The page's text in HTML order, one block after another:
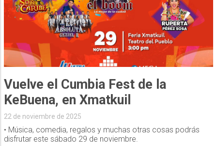
Vuelve el Cumbia Fest de la
KeBuena, en Xmatkuil
22 de noviembre de 2025
• Música, comedia, regalos y muchas otras cosas podrás
disfrutar este sábado 29 de noviembre.